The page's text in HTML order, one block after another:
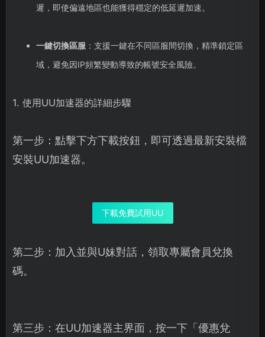
遲，即使偏遠地區也能獲得穩定的低延遲加速。
一鍵切換區服：支援一鍵在不同區服間切換，精準鎖定區
域，避免因IP頻繁變動導致的帳號安全風險。
1. 使用UU加速器的詳細步驟
第一步：點擊下方下載按鈕，即可透過最新安裝檔
安裝UU加速器。
下載免費試用UU
第二步：加入並與U妹對話，領取專屬會員兌換
碼。
第三步：在UU加速器主界面，按一下「優惠兌